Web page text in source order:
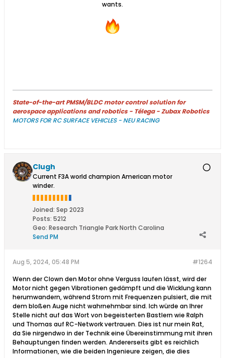
wants.
State-of-the-art PMSM/BLDC motor control solution for
aerospace applications and robotics - Télega - Zubax Robotics
MOTORS FOR RC SURFACE VEHICLES - NEU RACING
Clugh
Current F3A world champion American motor
winder.
Joined: Sep 2023
Posts: 5212
Geo: Research Triangle Park North Carolina
Send PM
#1264
Aug 5, 2024, 05:48 PM
Wenn der Clown den Motor ohne Verguss laufen lässt, wird der
Motor nicht gegen Vibrationen gedämpft und die Wicklung kann
herumwandern, während Strom mit Frequenzen pulsiert, die mit
dem bloßen Auge nicht wahrnehmbar sind. Ich würde an Ihrer
Stelle nicht auf das Wort von begeisterten Bastlern wie Ralph
und Thomas auf RC-Network vertrauen. Dies ist nur mein Rat,
da Sie nirgendwo in der Technik eine Übereinstimmung mit ihren
Behauptungen finden werden. Andererseits gibt es reichlich
Informationen, wie die beiden Ingenieure zeigen, die dies